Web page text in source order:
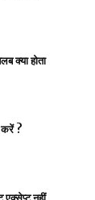
होता
करें ?